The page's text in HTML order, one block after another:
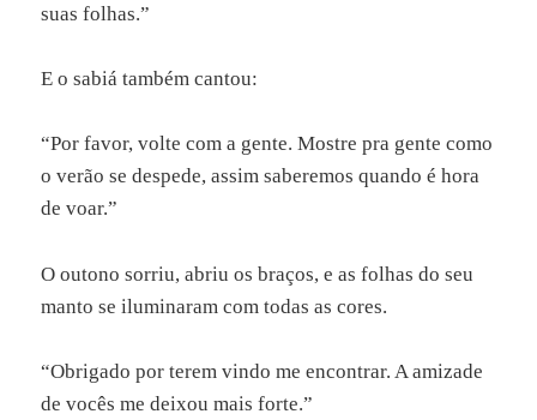
suas folhas.”
E o sabiá também cantou:
“Por favor, volte com a gente. Mostre pra gente como
o verão se despede, assim saberemos quando é hora
de voar.”
O outono sorriu, abriu os braços, e as folhas do seu
manto se iluminaram com todas as cores.
“Obrigado por terem vindo me encontrar. A amizade
de vocês me deixou mais forte.”